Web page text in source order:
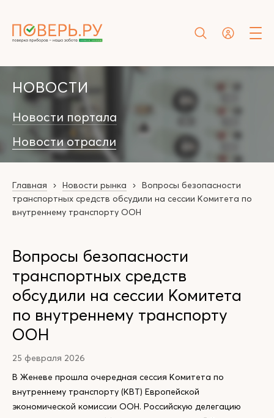
НОВОСТИ
Новости портала
Новости отрасли
Главная Новости рынка
Вопросы безопасности
транспортных средств обсудили на сессии Комитета по
внутреннему транспорту ООН
Вопросы безопасности
транспортных средств
обсудили на сессии Комитета
по внутреннему транспорту
ООН
25 февраля 2026
В Женеве прошла очередная сессия Комитета по
внутреннему транспорту (КВТ) Европейской
экономической комиссии ООН. Российскую делегацию